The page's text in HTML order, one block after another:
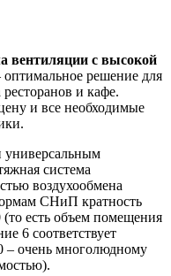
вентиляции с высокой
оптимальное решение для
и кафе.
и все необходимые
универсальным
система
воздухообмена
СНиП кратность
(то есть объем помещения
6 соответствует
– очень многолюдному